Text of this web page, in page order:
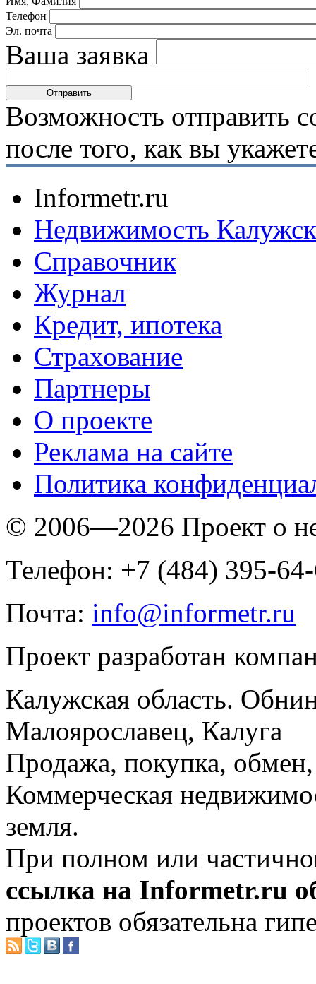
Телефон
Эл. почта
Ваша заявка
Возможность отправить
после того, как вы
Informetr.ru
Недвижимость
Справочник
Журнал
Кредит, ипотека
Страхование
Партнеры
O проекте
Реклама на сайте
Политика
© 2006—2026 Проект о
Телефон: +7 (484) 395-
Почта: info@informetr.ru
Проект разработан
Калужская область.
Малоярославец, Калуга
Продажа, покупка, обмен,
Коммерческая
земля.
При полном или
ссылка на Informetr.ru
проектов обязательна